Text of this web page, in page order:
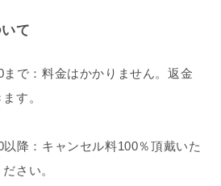
て
で：料金はかかりません。返金
す。
降：キャンセル料100％頂戴いた
さい。